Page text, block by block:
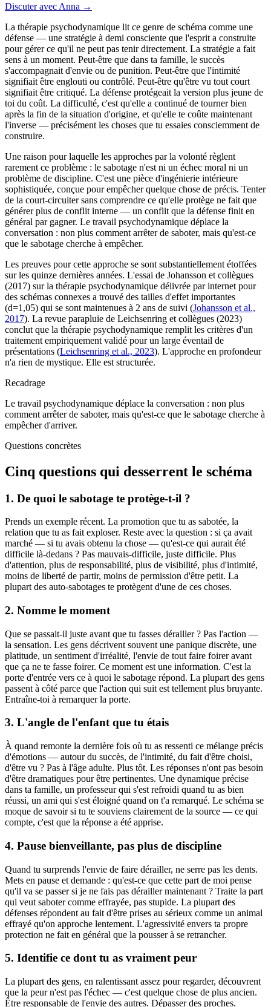
Discuter avec Anna →
La thérapie psychodynamique lit ce genre de schéma comme une
défense — une stratégie à demi consciente que l'esprit a construite
pour gérer ce qu'il ne peut pas tenir directement. La stratégie a fait
sens à un moment. Peut-être que dans ta famille, le succès
s'accompagnait d'envie ou de punition. Peut-être que l'intimité
signifiait être englouti ou contrôlé. Peut-être qu'être vu tout court
signifiait être critiqué. La défense protégeait la version plus jeune de
toi du coût. La difficulté, c'est qu'elle a continué de tourner bien
après la fin de la situation d'origine, et qu'elle te coûte maintenant
l'inverse — précisément les choses que tu essaies consciemment de
construire.
Une raison pour laquelle les approches par la volonté règlent
rarement ce problème : le sabotage n'est ni un échec moral ni un
problème de discipline. C'est une pièce d'ingénierie intérieure
sophistiquée, conçue pour empêcher quelque chose de précis. Tenter
de la court-circuiter sans comprendre ce qu'elle protège ne fait que
générer plus de conflit interne — un conflit que la défense finit en
général par gagner. Le travail psychodynamique déplace la
conversation : non plus comment arrêter de saboter, mais qu'est-ce
que le sabotage cherche à empêcher.
Les preuves pour cette approche se sont substantiellement étoffées
sur les quinze dernières années. L'essai de Johansson et collègues
(2017) sur la thérapie psychodynamique délivrée par internet pour
des schémas connexes a trouvé des tailles d'effet importantes
(d=1,05) qui se sont maintenues à 2 ans de suivi (Johansson et al.,
2017). La revue parapluie de Leichsenring et collègues (2023)
conclut que la thérapie psychodynamique remplit les critères d'un
traitement empiriquement validé pour un large éventail de
présentations (Leichsenring et al., 2023). L'approche en profondeur
n'a rien de mystique. Elle est structurée.
Recadrage
Le travail psychodynamique déplace la conversation : non plus
comment arrêter de saboter, mais qu'est-ce que le sabotage cherche à
empêcher d'arriver.
Questions concrètes
Cinq questions qui desserrent le schéma
1. De quoi le sabotage te protège-t-il ?
Prends un exemple récent. La promotion que tu as sabotée, la
relation que tu as fait exploser. Reste avec la question : si ça avait
marché — si tu avais obtenu la chose — qu'est-ce qui aurait été
difficile là-dedans ? Pas mauvais-difficile, juste difficile. Plus
d'attention, plus de responsabilité, plus de visibilité, plus d'intimité,
moins de liberté de partir, moins de permission d'être petit. La
plupart des auto-sabotages te protègent d'une de ces choses.
2. Nomme le moment
Que se passait-il juste avant que tu fasses dérailler ? Pas l'action —
la sensation. Les gens décrivent souvent une panique discrète, une
platitude, un sentiment d'irréalité, l'envie de tout faire foirer avant
que ça ne te fasse foirer. Ce moment est une information. C'est la
porte d'entrée vers ce à quoi le sabotage répond. La plupart des gens
passent à côté parce que l'action qui suit est tellement plus bruyante.
Entraîne-toi à remarquer la porte.
3. L'angle de l'enfant que tu étais
À quand remonte la dernière fois où tu as ressenti ce mélange précis
d'émotions — autour du succès, de l'intimité, du fait d'être choisi,
d'être vu ? Pas à l'âge adulte. Plus tôt. Les réponses n'ont pas besoin
d'être dramatiques pour être pertinentes. Une dynamique précise
dans ta famille, un professeur qui s'est refroidi quand tu as bien
réussi, un ami qui s'est éloigné quand on t'a remarqué. Le schéma se
moque de savoir si tu te souviens clairement de la source — ce qui
compte, c'est que la réponse a été apprise.
4. Pause bienveillante, pas plus de discipline
Quand tu surprends l'envie de faire dérailler, ne serre pas les dents.
Mets en pause et demande : qu'est-ce que cette part de moi pense
qu'il va se passer si je ne fais pas dérailler maintenant ? Traite la part
qui veut saboter comme effrayée, pas stupide. La plupart des
défenses répondent au fait d'être prises au sérieux comme un animal
effrayé qu'on approche lentement. L'agressivité envers ta propre
protection ne fait en général que la pousser à se retrancher.
5. Identifie ce dont tu as vraiment peur
La plupart des gens, en ralentissant assez pour regarder, découvrent
que la peur n'est pas l'échec — c'est quelque chose de plus ancien.
Être responsable de l'envie des autres. Dépasser des proches.